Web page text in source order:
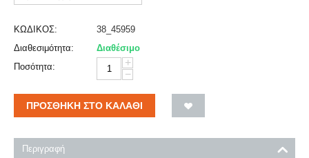
ΚΩΔΙΚΟΣ:
38_45959
Διαθεσιμότητα:
Διαθέσιμο
Ποσότητα:
+
−
ΠΡΟΣΘΉΚΗ ΣΤΟ ΚΑΛΆΘΙ
Περιγραφή